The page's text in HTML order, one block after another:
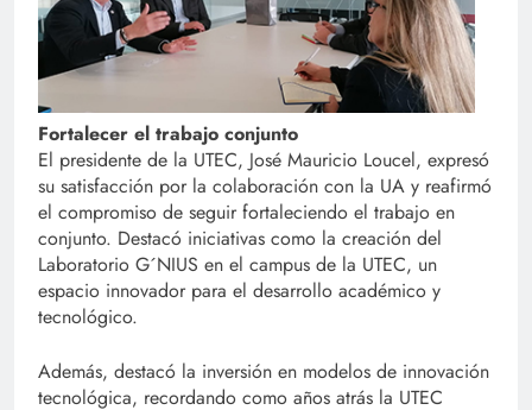
Fortalecer el trabajo conjunto
El presidente de la UTEC, José Mauricio Loucel, expresó
su satisfacción por la colaboración con la UA y reafirmó
el compromiso de seguir fortaleciendo el trabajo en
conjunto. Destacó iniciativas como la creación del
Laboratorio G´NIUS en el campus de la UTEC, un
espacio innovador para el desarrollo académico y
tecnológico.
Además, destacó la inversión en modelos de innovación
tecnológica, recordando como años atrás la UTEC